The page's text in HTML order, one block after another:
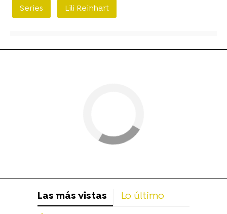
Series Lili Reinhart
Las más vistas Lo último